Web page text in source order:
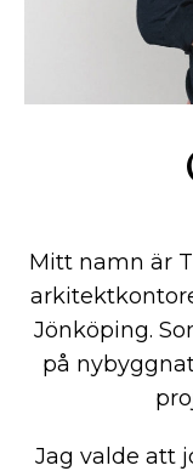
Mitt namn är
Jönköping.
på
Jag valde att